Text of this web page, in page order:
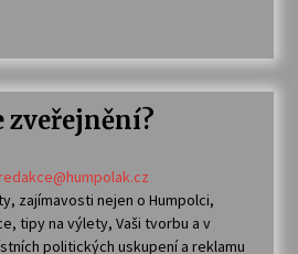
redakce@humpolak.cz
zajímavosti nejen o Humpolci,
tipy na výlety, Vaši tvorbu a v
politických uskupení a reklamu